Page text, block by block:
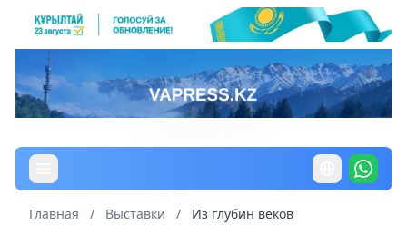
Главная / Выставки / Из глубин веков